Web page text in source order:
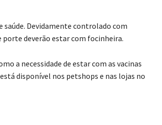
saúde. Devidamente controlado com
deverão estar com focinheira.
a necessidade de estar com as vacinas
disponível nos petshops e nas lojas no